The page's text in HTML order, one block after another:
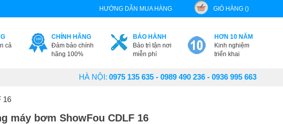
HƯỚNG DẪN MUA HÀNG GIỎ HÀNG ()
cả
CHÍNH HÃNG
Đảm bảo chính
hãng 100%
BẢO HÀNH
Bảo trì tận nơi
miễn phí
HƠN 10 NĂM
Kinh nghiệm
triển khai
HÀ NỘI: 0975 135 635 - 0989 490 236 - 0936 995 663
16
máy bơm ShowFou CDLF 16